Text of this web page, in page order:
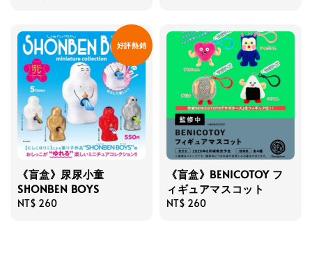
好評熱銷
《盲盒》尿尿小童
SHONBEN BOYS
Regular
NT$ 260
《盲盒》BENICOTOY フ
ィギュアマスコット
Regular
NT$ 260